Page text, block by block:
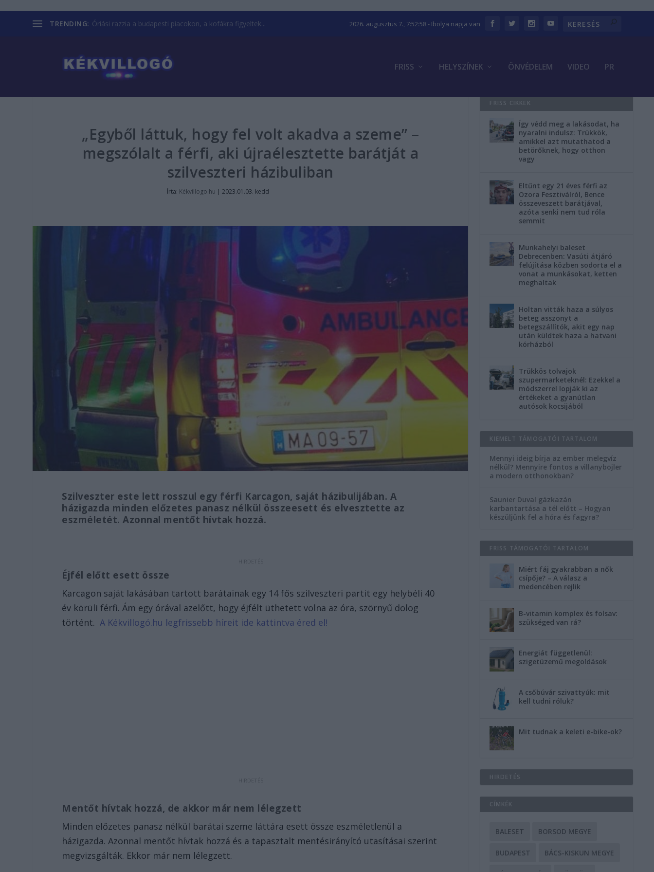
TRENDING: Óriási razzia a budapesti piacokon, a kofákra figyeltek... 2026. augusztus 7., 7:52:59- Ibolya napja van
FRISS HELYSZÍNEK ÖNVÉDELEM VIDEO PR
„Egyből láttuk, hogy fel volt akadva a szeme” –
megszólalt a férfi, aki újraélesztette barátját a
szilveszteri házibuliban
Írta: Kékvillogo.hu |2023.01.03. kedd
Szilveszter este lett rosszul egy férfi Karcagon, saját házibulijában. A
házigazda minden előzetes panasz nélkül összeesett és elvesztette az
eszméletét. Azonnal mentőt hívtak hozzá.
Éjfél előtt esett össze
Karcagon saját lakásában tartott barátainak egy 14 fős szilveszteri partit egy helybéli 40
év körüli férfi. Ám egy órával azelőtt, hogy éjfélt üthetett volna az óra, szörnyű dolog
történt.A Kékvillogó.hu legfrissebb híreit ide kattintva éred el!
Mentőt hívtak hozzá, de akkor már nem lélegzett
Minden előzetes panasz nélkül barátai szeme láttára esett össze eszméletlenül a
házigazda. Azonnal mentőt hívtak hozzá és a tapasztalt mentésirányító utasításai szerint
megvizsgálták. Ekkor már nem lélegzett.
FRISS CIKKEK
Így védd meg a lakásodat, ha
nyaralni indulsz: Trükkök,
amikkel azt mutathatod a
betörőknek, hogy otthon
vagy
Eltűnt egy 21 éves férfi az
Ozora Fesztiválról, Bence
összeveszett barátjával,
azóta senki nem tud róla
semmit
Munkahelyi baleset
Debrecenben: Vasúti átjáró
felújítása közben sodorta el a
vonat a munkásokat, ketten
meghaltak
Holtan vitták haza a súlyos
beteg asszonyt a
betegszállítók, akit egy nap
után küldtek haza a hatvani
kórházból
Trükkös tolvajok
szupermarketeknél: Ezekkel a
módszerrel lopják ki az
értékeket a gyanútlan
autósok kocsijából
KIEMELT TÁMOGATÓI TARTALOM
Mennyi ideig bírja az ember melegvíz
nélkül? Mennyire fontos a villanybojler
a modern otthonokban?
Saunier Duval gázkazán
karbantartása a tél előtt – Hogyan
készüljünk fel a hóra és fagyra?
FRISS TÁMOGATÓI TARTALOM
Miért fáj gyakrabban a nők
csípője? – A válasz a
medencében rejlik
B-vitamin komplex és folsav:
szükséged van rá?
Energiát függetlenül:
szigetüzemű megoldások
A csőbúvár szivattyúk: mit
kell tudni róluk?
Mit tudnak a keleti e-bike-ok?
HIRDETÉS
CÍMKÉK
BALESET BORSOD MEGYE
BUDAPEST BÁCS-KISKUN MEGYE